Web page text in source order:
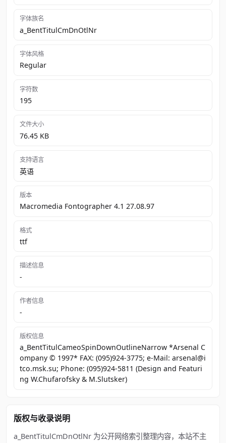
字体族名
a_BentTitulCmDnOtlNr
字体风格
Regular
字符数
195
文件大小
76.45 KB
支持语言
英语
版本
Macromedia Fontographer 4.1 27.08.97
格式
ttf
描述信息
-
作者信息
-
版权信息
a_BentTitulCameoSpinDownOutlineNarrow *Arsenal C
ompany © 1997* FAX: (095)924-3775; e-Mail: arsenal@i
tco.msk.su; Phone: (095)924-5811 (Design and Featuri
ng W.Chufarofsky & M.Slutsker)
版权与收录说明
a_BentTitulCmDnOtlNr 为公开网络索引整理内容，本站不主